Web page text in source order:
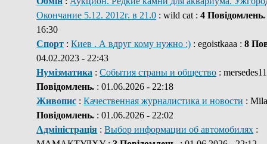
Окончание 5.12. 2012г. в 21.0 : wild cat :4 Повідомлень.
16:30
Спорт :Киев . А вдруг кому нужно :) : egoistkaaa :8
04.02.2023 - 22:43
Нумізматика :События страны и общество :
Повідомлень. : 01.06.2026 - 22:18
Живопис :Качественная журналистика и новости :
Повідомлень. : 01.06.2026 - 22:02
Адміністрація :Выбор информации об автомобилях :